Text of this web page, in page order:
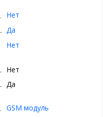
Нет
Да
Нет
Нет
Да
GSM модуль